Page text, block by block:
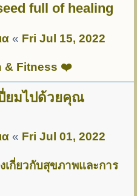
full of healing
« Fri Jul 15, 2022
& Fitness ❤️
ยมไปด้วยคุณ
« Fri Jul 01, 2022
เกี่ยวกับสุขภาพและการ